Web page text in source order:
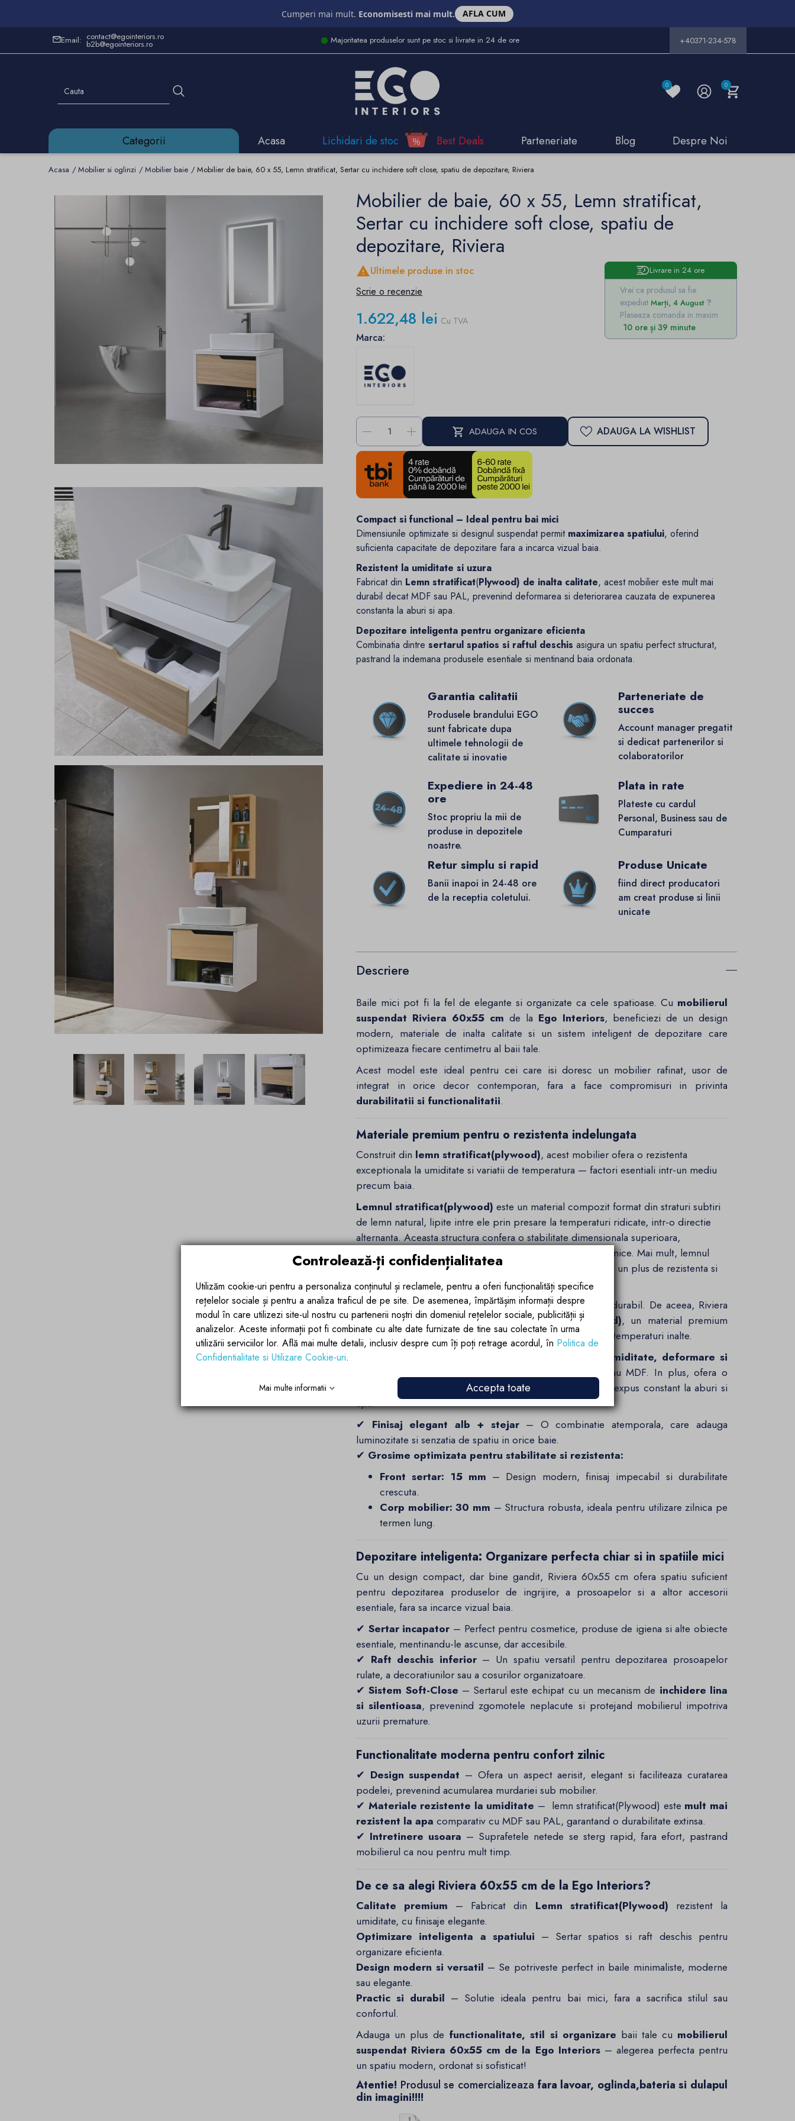
Cumperi mai mult. Economisesti mai mult. AFLA CUM
Email: contact@egointeriors.ro
b2b@egointeriors.ro Majoritatea produselor sunt pe stoc si livrate in 24 de ore +40371-234-578
0 0
Categorii Acasa Lichidari de stoc Best Deals Parteneriate Blog Despre Noi
Acasa Mobilier si oglinzi Mobilier baie Mobilier de baie, 60 x 55, Lemn stratificat, Sertar cu inchidere soft close, spatiu de depozitare, Riviera
Mobilier de baie, 60 x 55, Lemn stratificat,
Sertar cu inchidere soft close, spatiu de
depozitare, Riviera
Livrare in 24 ore
Vrei ca produsul sa fie
expediat Marți, 4 August
Plaseaza comanda in maxim
10 ore și 39 minute
Ultimele produse in stoc
Scrie o recenzie
1.622,48 lei Cu TVA
Marca:
- + ADAUGA IN COS ADAUGA LA WISHLIST
Compact si functional – Ideal pentru bai mici
Dimensiunile optimizate si designul suspendat permit maximizarea spatiului, oferind
suficienta capacitate de depozitare fara a incarca vizual baia.
Rezistent la umiditate si uzura
Fabricat din Lemn stratificat(Plywood) de inalta calitate, acest mobilier este mult mai
durabil decat MDF sau PAL, prevenind deformarea si deteriorarea cauzata de expunerea
constanta la aburi si apa.
Depozitare inteligenta pentru organizare eficienta
Combinatia dintresertarul spatios si raftul deschis asigura un spatiu perfect structurat,
pastrand la indemana produsele esentiale si mentinand baia ordonata.
Garantia calitatii
Produsele brandului EGO
sunt fabricate dupa
ultimele tehnologii de
calitate si inovatie
Parteneriate de
succes
Account manager pregatit
si dedicat partenerilor si
colaboratorilor
Expediere in 24-48
ore
Stoc propriu la mii de
produse in depozitele
noastre.
Plata in rate
Plateste cu cardul
Personal, Business sau de
Cumparaturi
Retur simplu si rapid
Banii inapoi in 24-48 ore
de la receptia coletului.
Produse Unicate
fiind direct producatori
am creat produse si linii
unicate
Descriere
Baile mici pot fi la fel de elegante si organizate ca cele spatioase. Cu mobilierul
suspendat Riviera 60x55 cm de la Ego Interiors, beneficiezi de un design
modern, materiale de inalta calitate si un sistem inteligent de depozitare care
optimizeaza fiecare centimetru al baii tale.
Acest model este ideal pentru cei care isi doresc un mobilier rafinat, usor de
integrat in orice decor contemporan, fara a face compromisuri in privinta
durabilitatii si functionalitatii.
Materiale premium pentru o rezistenta indelungata
Construit din lemn stratificat(plywood), acest mobilier ofera o rezistenta
exceptionala la umiditate si variatii de temperatura — factori esentiali intr-un mediu
precum baia.
Lemnul stratificat(plywood) este un material compozit format din straturi subtiri
de lemn natural, lipite intre ele prin presare la temperaturi ridicate, intr-o directie
alternanta. Aceasta structura confera o stabilitate dimensionala superioara,
prevenind deformarile cauzate de umezeala sau variatii termice. Mai mult, lemnul
stratificat pastreaza aspectul nobil al lemnului masiv, dar cu un plus de rezistenta si
durabilitate.
Un mobilier de baie trebuie sa fie nu doar estetic, ci si durabil. De aceea, Riviera
60x55 cm este realizat dinLemn stratificat(Plywood), un material premium
obtinut prin presarea mai multor straturi subtiri de lemn la temperaturi inalte.
o rezistenta exceptionala la umiditate, deformare si
, facandu-l o alegere superioara fata de PAL sau MDF. In plus, ofera o
structura stabila, menita sa reziste multi ani intr-un mediu expus constant la aburi si
apa.
✔ Finisaj elegant alb + stejar– O combinatie atemporala, care adauga
luminozitate si senzatia de spatiu in orice baie.
✔ Grosime optimizata pentru stabilitate si rezistenta:
Front sertar: 15 mm – Design modern, finisaj impecabil si durabilitate
crescuta.
Corp mobilier: 30 mm – Structura robusta, ideala pentru utilizare zilnica pe
termen lung.
Depozitare inteligenta: Organizare perfecta chiar si in spatiile mici
Cu un design compact, dar bine gandit, Riviera 60x55 cm ofera spatiu suficient
pentru depozitarea produselor de ingrijire, a prosoapelor si a altor accesorii
esentiale, fara sa incarce vizual baia.
✔ Sertar incapator – Perfect pentru cosmetice, produse de igiena si alte obiecte
esentiale, mentinandu-le ascunse, dar accesibile.
✔ Raft deschis inferior– Un spatiu versatil pentru depozitarea prosoapelor
rulate, a decoratiunilor sau a cosurilor organizatoare.
✔Sistem Soft-Close – Sertarul este echipat cu un mecanism de inchidere lina
si silentioasa, prevenind zgomotele neplacute si protejand mobilierul impotriva
uzurii premature.
Functionalitate moderna pentru confort zilnic
✔ Design suspendat – Ofera un aspect aerisit, elegant si faciliteaza curatarea
podelei, prevenind acumularea murdariei sub mobilier.
✔ Materiale rezistente la umiditate – lemn stratificat(Plywood) este mult mai
rezistent la apa comparativ cu MDF sau PAL, garantand o durabilitate extinsa.
✔ Intretinere usoara – Suprafetele netede se sterg rapid, fara efort, pastrand
mobilierul ca nou pentru mult timp.
De ce sa alegi Riviera 60x55 cm de la Ego Interiors?
Calitate premium – Fabricat din Lemn stratificat(Plywood) rezistent la
umiditate, cu finisaje elegante.
Optimizare inteligenta a spatiului – Sertar spatios si raft deschis pentru
organizare eficienta.
Design modern si versatil – Se potriveste perfect in baile minimaliste, moderne
sau elegante.
Practic si durabil – Solutie ideala pentru bai mici, fara a sacrifica stilul sau
confortul.
Adauga un plus de functionalitate, stil si organizare baii tale cu mobilierul
suspendat Riviera 60x55 cm de la Ego Interiors– alegerea perfecta pentru
un spatiu modern, ordonat si sofisticat!
Atentie! Produsul se comercializeaza fara lavoar, oglinda,bateria si dulapul
din imagini!!!!
Controlează-ți confidențialitatea
Utilizăm cookie-uri pentru a personaliza conținutul și reclamele, pentru a oferi funcționalități specifice
rețelelor sociale și pentru a analiza traficul de pe site. De asemenea, împărtășim informații despre
modul în care utilizezi site-ul nostru cu partenerii noștri din domeniul rețelelor sociale, publicității și
analizelor. Aceste informații pot fi combinate cu alte date furnizate de tine sau colectate în urma
utilizării serviciilor lor. Află mai multe detalii, inclusiv despre cum îți poți retrage acordul, în Politica de
Confidentialitate si Utilizare Cookie-uri.
Mai multe informatii Accepta toate